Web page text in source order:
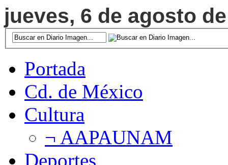
jueves, 6 de agosto
Portada
Cd. de México
Cultura
¬ AAPAUNAM
Deportes